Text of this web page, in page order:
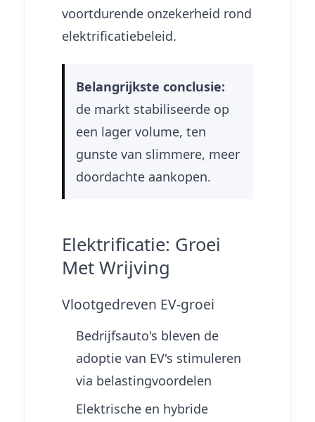
voortdurende onzekerheid rond
elektrificatiebeleid.
Belangrijkste conclusie:
de markt stabiliseerde op
een lager volume, ten
gunste van slimmere, meer
doordachte aankopen.
Elektrificatie: Groei
Met Wrijving
Vlootgedreven EV-groei
Bedrijfsauto's bleven de
adoptie van EV's stimuleren
via belastingvoordelen
Elektrische en hybride